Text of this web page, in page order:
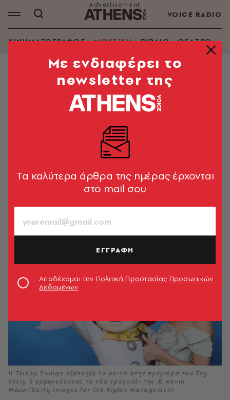
VOICE RADIO
ΚΙΝΗΜΑΤΟΓΡΑΦΟΣ ΜΟΥΣΙΚΗ ΒΙΒΛΙΟ ΘΕΑΤΡΟ -
Η Τέιλορ Σουίφτ τραγούδησε στην
πρεμιέρα του Toy Story 5 - Δείτε
Η ποπ σταρ ανέβηκε στη σκηνή μαζί με τον Ράντι
ταινίας
Η Τέιλορ Σουίφτ εξέπληξε το κοινό στην πρεμιέρα του Toy
Story 5 ερμηνεύοντας το νέο τραγούδι της © Kevin
Mazur/Getty Images for TAS Rights Management
Mε ενδιαφέρει το
newsletter της
Tα καλύτερα άρθρα της ημέρας έρχονται
στο mail σου
ΕΓΓΡΑΦΗ
Αποδέχομαι την Πολιτική Προστασίας Προσωπικών
Δεδομένων